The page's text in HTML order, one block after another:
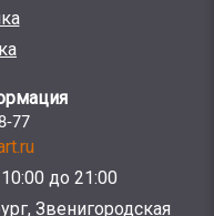
77
до 21:00
Звенигородская